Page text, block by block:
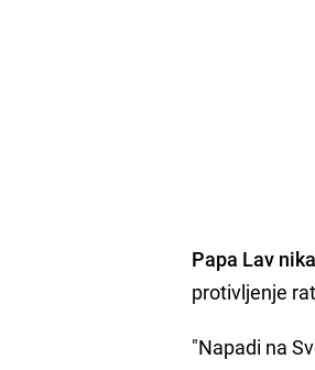
Papa Lav
protivljenje
"Napadi na